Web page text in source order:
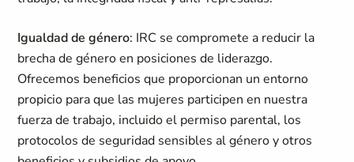
Igualdad de género: IRC se compromete a reducir la
brecha de género en posiciones de liderazgo.
Ofrecemos beneficios que proporcionan un entorno
propicio para que las mujeres participen en nuestra
fuerza de trabajo, incluido el permiso parental, los
protocolos de seguridad sensibles al género y otros